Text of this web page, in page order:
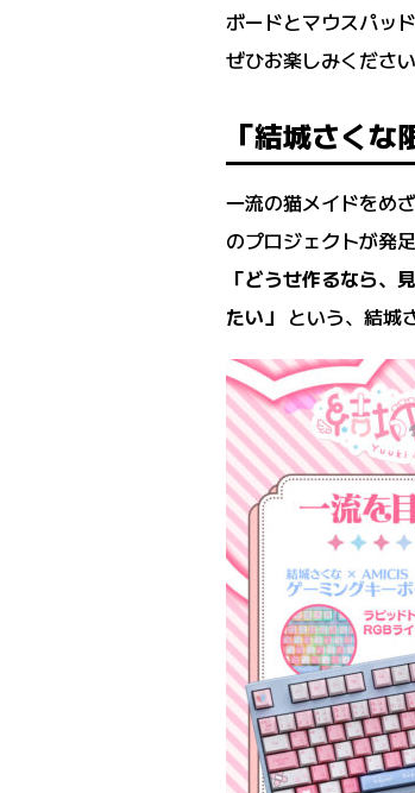
ボードとマウスパッ
ぜひお楽しみください
「結城さく
一流の猫メイドをめ
のプロジェクトが発
「どうせ作るなら、
たい」 という、結城